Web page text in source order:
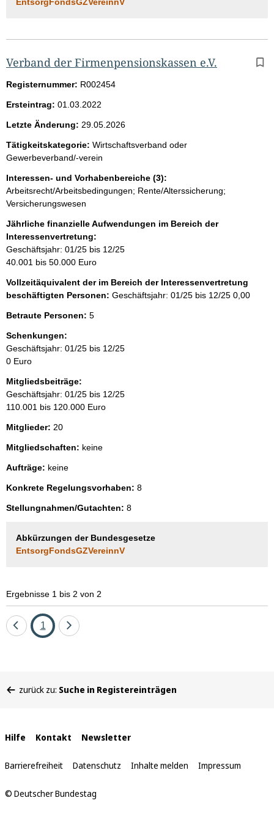
Verband der Firmenpensionskassen e.V.
Registernummer: R002454
Ersteintrag: 01.03.2022
Letzte Änderung: 29.05.2026
Tätigkeitskategorie: Wirtschaftsverband oder
Gewerbeverband/-verein
Interessen- und Vorhabenbereiche (3):
Arbeitsrecht/Arbeitsbedingungen; Rente/Alterssicherung;
Versicherungswesen
Jährliche finanzielle Aufwendungen im Bereich der
Interessenvertretung:
Geschäftsjahr: 01/25 bis 12/25
40.001 bis 50.000 Euro
Vollzeitäquivalent der im Bereich der Interessenvertretung
beschäftigten Personen: Geschäftsjahr: 01/25 bis 12/25 0,00
Betraute Personen: 5
Schenkungen:
Geschäftsjahr: 01/25 bis 12/25
0 Euro
Mitgliedsbeiträge:
Geschäftsjahr: 01/25 bis 12/25
110.001 bis 120.000 Euro
Mitglieder: 20
Mitgliedschaften: keine
Aufträge: keine
Konkrete Regelungsvorhaben: 8
Stellungnahmen/Gutachten: 8
Abkürzungen der Bundesgesetze
EntsorgFondsGZVereinnV
Ergebnisse 1 bis 2 von 2
EineSeite
1
Eine
befinden
zurück zu: Suche in Registereinträgen
Interne
Links
Hilfe Kontakt Newsletter
Barrierefreiheit Datenschutz Inhalte melden Impressum
© Deutscher Bundestag